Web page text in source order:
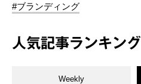
#ブランディング
人気記事ランキング
Weekly